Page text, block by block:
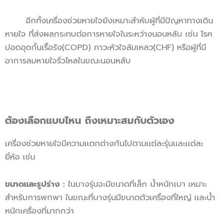
อีกทั้งเครื่องช่วยหายใจยังเหมาะสำหับผู้ที่มีปัญหาทางเดิน
หายใจ ที่ส่งผลกระทบต่อการหายใจในระหว่างนอนหลับ เช่น โรค
ปอดอุดกั้นเรื้อรัง(COPD) ภาวะหัวใจล้มเหลว(CHF) หรือผู้ที่มี
อาการลมหายใจรั่วไหลในขณะนอนหลับ
ต้องเลือกแบบไหน ถึงเหมาะสมกับตัวเอง
เครื่องช่วยหายใจมีความเเตกต่างกันไปตามเเต่ละรุ่นเเละเเต่ละ
ยี่ห้อ เช่น
ขนาดเเละรูปร่าง : ในบางรุ่นจะมีขนาดที่เล็ก น้ำหนักเบา เหมาะ
สำหรับการพกพา ในขณะที่บางรุ่นมีขนาดตัวเครื่องที่ใหญ่ เเละน้ำ
หนักเครื่องที่มากกว่า